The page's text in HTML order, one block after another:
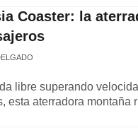
Coaster: la
libre superando
esta aterradora montaña